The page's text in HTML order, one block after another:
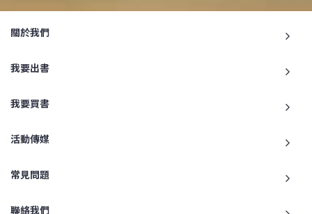
關於我們
我要出書
我要買書
活動傳媒
常見問題
聯絡我們